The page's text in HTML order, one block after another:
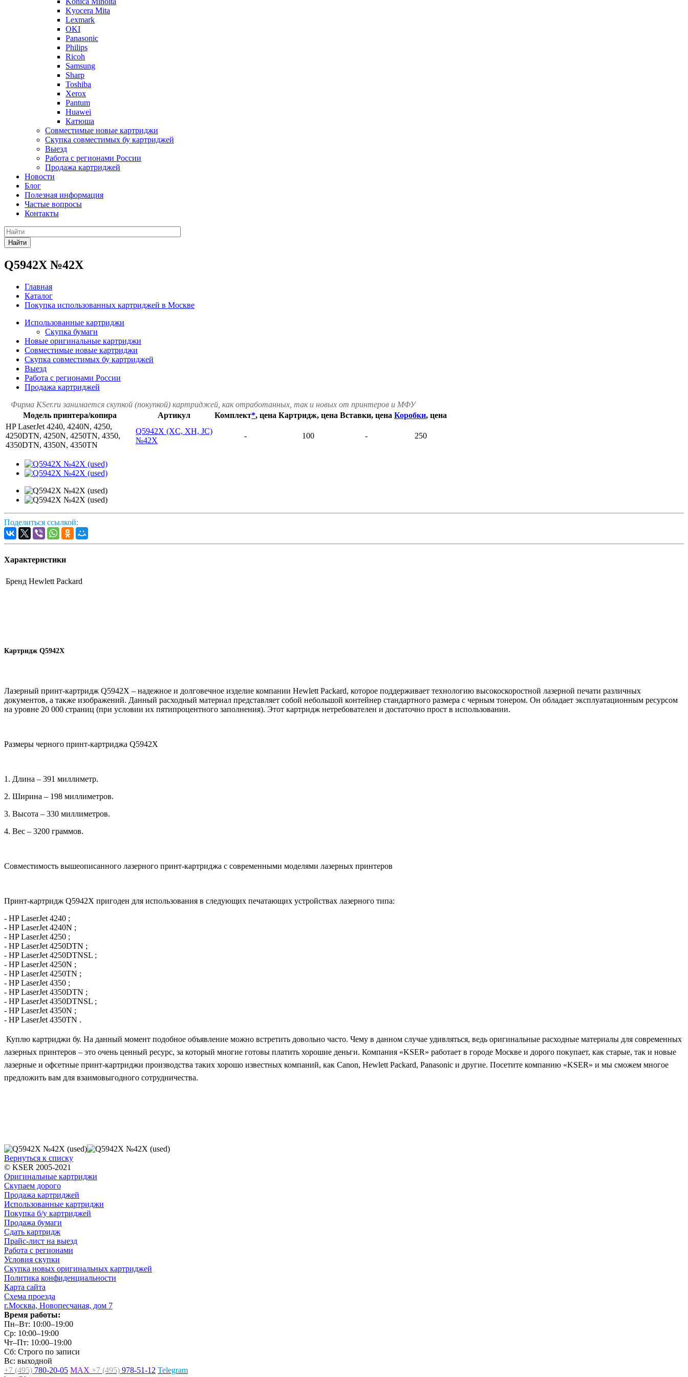
Kyocera Mita
Lexmark
OKI
Panasonic
Philips
Ricoh
Samsung
Sharp
Toshiba
Xerox
Pantum
Huawei
Катюша
Совместимые новые картриджи
Скупка совместимых бу картриджей
Выезд
Работа с регионами России
Продажа картриджей
Новости
Блог
Полезная информация
Частые вопросы
Контакты
Найти
Q5942X №42X
Главная
Каталог
Покупка использованных картриджей в Москве
Использованные картриджи
Скупка бумаги
Новые оригинальные картриджи
Совместимые новые картриджи
Скупка совместимых бу картриджей
Выезд
Работа с регионами России
Продажа картриджей
Фирма KSer.ru занимается скупкой (покупкой) картриджей, как отработанных, так и новых от принтеров и МФУ
Модель принтера/копира
Артикул Комплект*, цена Картридж, цена Вставки, цена Коробки, цена
HP LaserJet 4240, 4240N, 4250,
4250DTN, 4250N, 4250TN, 4350,
4350DTN, 4350N, 4350TN
Q5942X (XC, XH, JC)
№42X
- 100 - 250
Поделиться ссылкой:
Характеристики
Бренд Hewlett Packard
Картридж Q5942X
Лазерный принт-картридж Q5942X – надежное и долговечное изделие компании Hewlett Packard, которое поддерживает технологию высокоскоростной лазерной печати различных
документов, а также изображений. Данный расходный материал представляет собой небольшой контейнер стандартного размера с черным тонером. Он обладает эксплуатационным ресурсом
на уровне 20 000 страниц (при условии их пятипроцентного заполнения). Этот картридж нетребователен и достаточно прост в использовании.
Размеры черного принт-картриджа Q5942X
1. Длина – 391 миллиметр.
2. Ширина – 198 миллиметров.
3. Высота – 330 миллиметров.
4. Вес – 3200 граммов.
Совместимость вышеописанного лазерного принт-картриджа с современными моделями лазерных принтеров
Принт-картридж Q5942X пригоден для использования в следующих печатающих устройствах лазерного типа:
- HP LaserJet 4240 ;
- HP LaserJet 4240N ;
- HP LaserJet 4250 ;
- HP LaserJet 4250DTN ;
- HP LaserJet 4250DTNSL ;
- HP LaserJet 4250N ;
- HP LaserJet 4250TN ;
- HP LaserJet 4350 ;
- HP LaserJet 4350DTN ;
- HP LaserJet 4350DTNSL ;
- HP LaserJet 4350N ;
- HP LaserJet 4350TN .
Куплю картриджи бу. На данный момент подобное объявление можно встретить довольно часто. Чему в данном случае удивляться, ведь оригинальные расходные материалы для современных
лазерных принтеров – это очень ценный ресурс, за который многие готовы платить хорошие деньги. Компания «KSER» работает в городе Москве и дорого покупает, как старые, так и новые
лазерные и офсетные принт-картриджи производства таких хорошо известных компаний, как Canon, Hewlett Packard, Panasonic и другие. Посетите компанию «KSER» и мы сможем многое
предложить вам для взаимовыгодного сотрудничества.
Вернуться к списку
© KSER 2005-2021
Оригинальные картриджи
Скупаем дорого
Продажа картриджей
Использованные картриджи
Покупка б/у картриджей
Продажа бумаги
Сдать картридж
Прайс-лист на выезд
Работа с регионами
Условия скупки
Скупка новых оригинальных картриджей
Политика конфиденциальности
Карта сайта
Схема проезда
г.Москва, Новопесчаная, дом 7
Время работы:
Пн–Вт: 10:00–19:00
Ср: 10:00–19:00
Чт–Пт: 10:00–19:00
Сб: Строго по записи
Вс: выходной
+7 (495) 780-20-05 MAX +7 (495) 978-51-12 Telegram